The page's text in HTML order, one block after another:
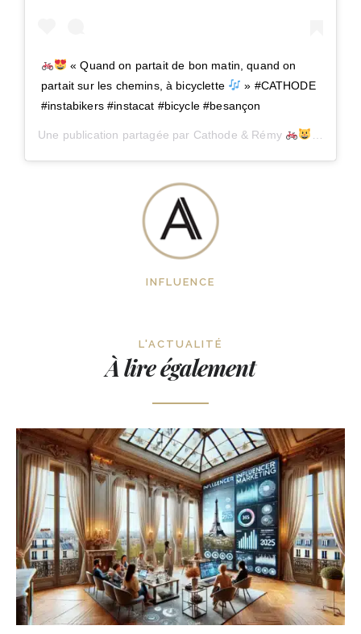
INFLUENCE
« Quand on partait de bon matin, quand on
partait sur les chemins, à bicyclette
» #CATHODE
#instabikers #instacat #bicycle #besançon
Une publication partagée par Cathode & Rémy
L'ACTUALITÉ
À lire également